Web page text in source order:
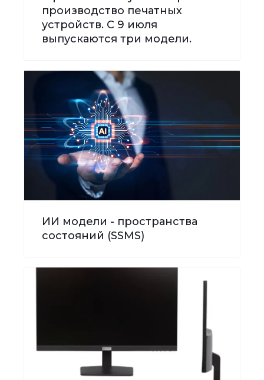
производство печатных
устройств. С 9 июля
выпускаются три модели.
ИИ модели - пространства
состояний (SSMS)